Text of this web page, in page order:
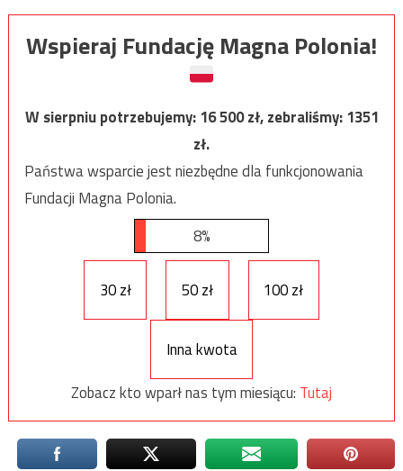
Wspieraj Fundację Magna Polonia!
W sierpniu potrzebujemy:16 500zł, zebraliśmy:1351
zł.
Państwa wsparcie jest niezbędne dla funkcjonowania
Fundacji Magna Polonia.
8%
30 zł 50 zł 100 zł
Inna kwota
Zobacz kto wparł nas tym miesiącu: Tutaj